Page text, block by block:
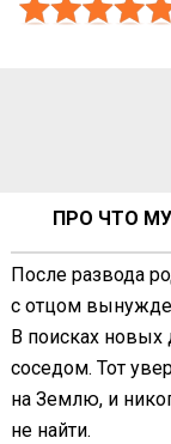
ПРО ЧТО
После развода
с отцом
В поисках новых
соседом. Тот
на Землю, и
не найти.